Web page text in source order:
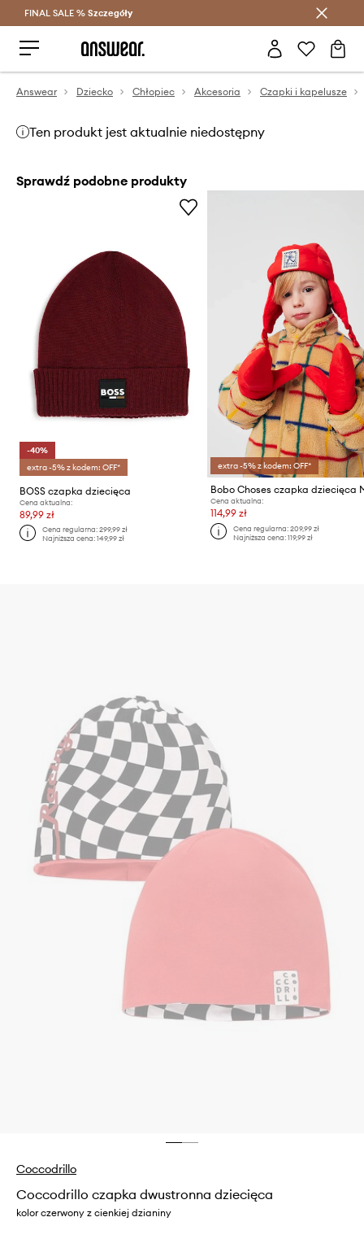
Oszczędzaj z Answear Club >
FINAL SALE % Szczegóły
Answear Dziecko Chłopiec Akcesoria Czapki i kapelusze
Ten produkt jest aktualnie niedostępny
Sprawdź podobne produkty
-40%
extra -5% z kodem: OFF*
BOSS czapka dziecięca
Cena aktualna:
89,99 zł
Cena regularna:299,99 zł
Najniższa cena:149,99 zł
extra -5% z kodem: OFF*
Cena aktualna:
114,99 zł
Cena regularna: 209,99 zł
Najniższa cena: 119,99 zł
Coccodrillo
Coccodrillo czapka dwustronna dziecięca
kolor czerwony z cienkiej dzianiny